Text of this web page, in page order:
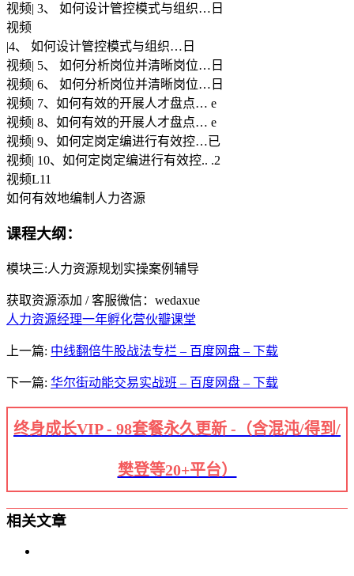
视频| 3、 如何设计管控模式与组织…日
视频
|4、 如何设计管控模式与组织…日
视频| 5、 如何分析岗位并清晰岗位…日
视频| 6、 如何分析岗位并清晰岗位…日
视频| 7、如何有效的开展人才盘点… e
视频| 8、如何有效的开展人才盘点… e
视频| 9、如何定岗定编进行有效控…已
视频| 10、如何定岗定编进行有效控.. .2
视频L11
如何有效地编制人力咨源
课程大纲：
模块三:人力资源规划实操案例辅导
获取资源添加 / 客服微信：wedaxue
人力资源经理一年孵化营伙瓣课堂
上一篇: 中线翻倍牛股战法专栏 – 百度网盘 – 下载
下一篇: 华尔街动能交易实战班 – 百度网盘 – 下载
终身成长VIP - 98套餐永久更新 -（含混沌/得到/
樊登等20+平台）
相关文章